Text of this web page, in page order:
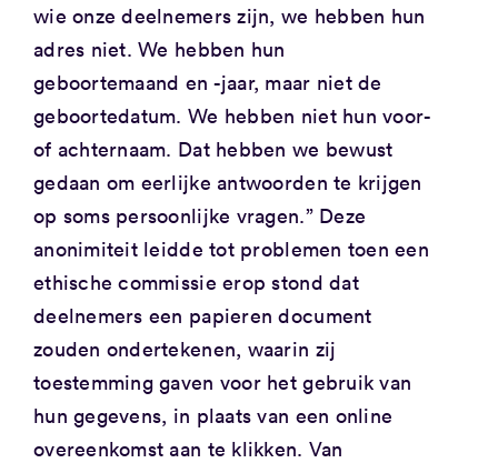
wie onze deelnemers zijn, we hebben hun
adres niet. We hebben hun
geboortemaand en -jaar, maar niet de
geboortedatum. We hebben niet hun voor-
of achternaam. Dat hebben we bewust
gedaan om eerlijke antwoorden te krijgen
op soms persoonlijke vragen.” Deze
anonimiteit leidde tot problemen toen een
ethische commissie erop stond dat
deelnemers een papieren document
zouden ondertekenen, waarin zij
toestemming gaven voor het gebruik van
hun gegevens, in plaats van een online
overeenkomst aan te klikken. Van